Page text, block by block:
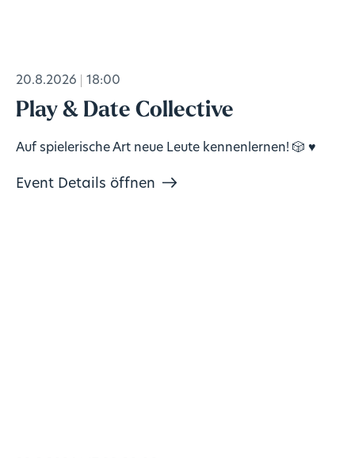
20.8.2026 18:00
Play & Date Collective
Auf spielerische Art neue Leute kennenlernen! 🎲 ♥️
Event Details öffnen